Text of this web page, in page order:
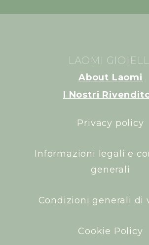
LAOMI
About Laomi
I Nostri
Privacy policy
Informazioni legali e
generali
Condizioni generali di
Cookie Policy